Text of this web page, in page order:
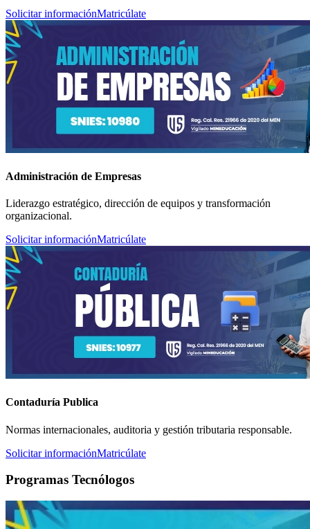
Solicitar informaciónMatricúlate
Administración de Empresas
Liderazgo estratégico, dirección de equipos y transformación
organizacional.
Solicitar informaciónMatricúlate
Contaduría Publica
Normas internacionales, auditoria y gestión tributaria responsable.
Solicitar informaciónMatricúlate
Programas Tecnólogos